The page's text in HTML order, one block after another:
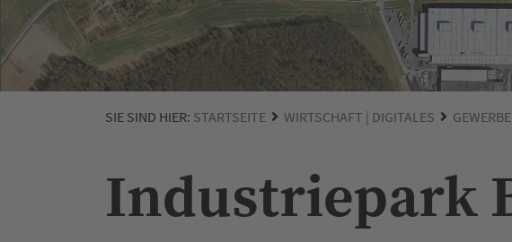
SIE SIND HIER: STARTSEITE WIRTSCHAFT | DIGITALES
Industriepark